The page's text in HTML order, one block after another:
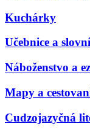
Kuchárky
Učebnice a
Náboženstvo a
Mapy a
Cudzojazyčná